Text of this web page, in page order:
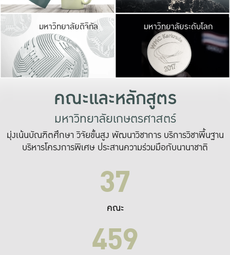
มหาวิทยาลัยดิจิทัล มหาวิ
เปลี่ยนแปลง แล
เพื่อทำง
ระบบสารสนเทศ
มหาวิทยาลัยระดับโลก
คณะและหลักสูตร
มหาวิทยาลัยเกษตรศาสตร์
มุ่งเน้นบัณฑิตศึกษา วิจัยขั้นสูง พัฒนาวิชาการ บริการวิชาพื้นฐาน
บริหารโครงการพิเศษ ประสานความร่วมมือกับนานาชาติ
37
คณะ
459